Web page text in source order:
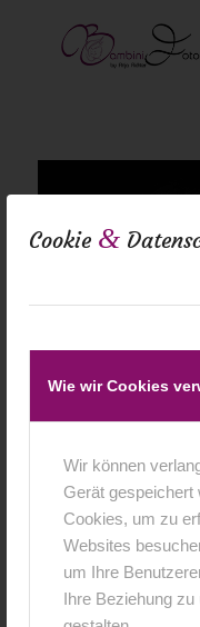
Cookie &
Wie wir Cookies
Wir können
Gerät gespeichert
Cookies, um zu
Websites
um Ihre
Ihre Beziehung